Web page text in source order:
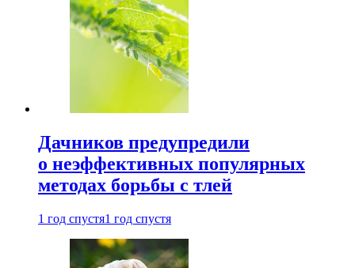
Дачников предупредили
о неэффективных популярных
методах борьбы с тлей
1 год спустя1 год спустя